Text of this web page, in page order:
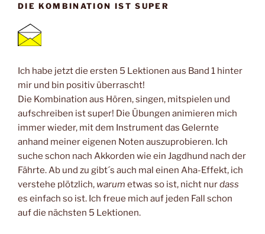
DIE KOMBINATION IST SUPER
Ich habe jetzt die ersten 5 Lektionen aus Band 1 hinter
mir und bin positiv überrascht!
Die Kombination aus Hören, singen, mitspielen und
aufschreiben ist super! Die Übungen animieren mich
immer wieder, mit dem Instrument das Gelernte
anhand meiner eigenen Noten auszuprobieren. Ich
suche schon nach Akkorden wie ein Jagdhund nach der
Fährte. Ab und zu gibt´s auch mal einen Aha-Effekt, ich
verstehe plötzlich, warum etwas so ist, nicht nurdass
es einfach so ist. Ich freue mich auf jeden Fall schon
auf die nächsten 5 Lektionen.